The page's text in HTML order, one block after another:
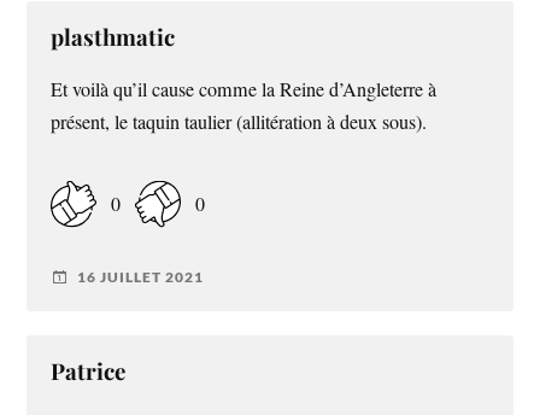
plasthmatic
Et voilà qu’il cause comme la Reine d’Angleterre à
présent, le taquin taulier (allitération à deux sous).
0 0
16 JUILLET 2021
Patrice